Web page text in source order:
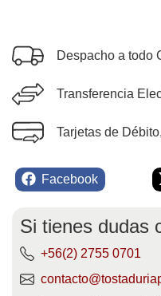
Despacho a todo
Transferencia
Tarjetas de
Facebook
Si tienes dudas
+56(2) 2755 0701